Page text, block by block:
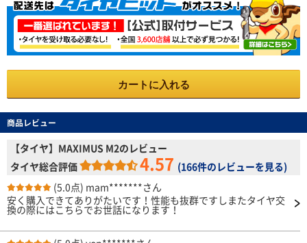
カートに入れる
商品レビュー
【タイヤ】MAXIMUS M2のレビュー
タイヤ総合評価
4.57 (166件のレビューを見る)
(5.0点) mam*******さん
安く購入できてありがたいです！性能も抜群ですしまたタイヤ交
換の際にはこちらでお世話になります！